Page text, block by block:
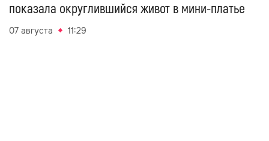
показала округлившийся живот в мини-платье
07 августа 11:29